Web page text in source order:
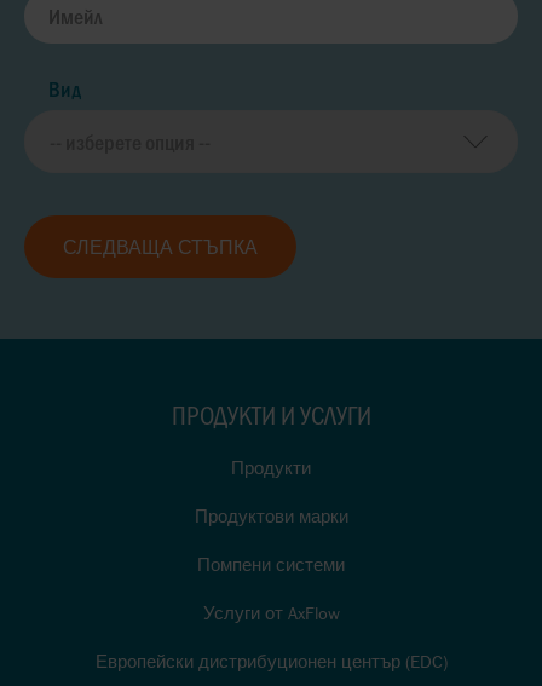
Вид
СЛЕДВАЩА СТЪПКА
ПРОДУКТИ И УСЛУГИ
Продукти
Продуктови марки
Помпени системи
Услуги от AxFlow
Европейски дистрибуционен център (EDC)